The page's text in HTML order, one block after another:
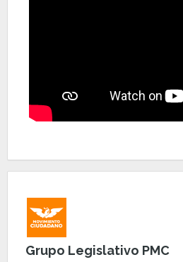
Grupo Legislativo PMC